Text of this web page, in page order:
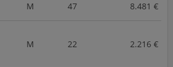
M 47 8.481 €
M 22 2.216 €